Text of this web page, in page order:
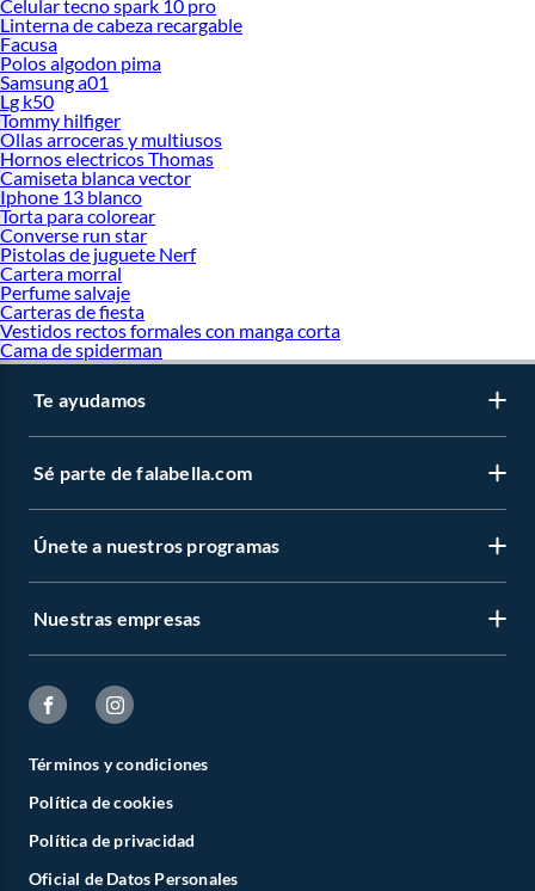
Celular tecno spark 10 pro
Linterna de cabeza recargable
Facusa
Polos algodon pima
Samsung a01
Lg k50
Tommy hilfiger
Ollas arroceras y multiusos
Hornos electricos Thomas
Camiseta blanca vector
Iphone 13 blanco
Torta para colorear
Converse run star
Pistolas de juguete Nerf
Cartera morral
Perfume salvaje
Carteras de fiesta
Vestidos rectos formales con manga corta
Cama de spiderman
Te ayudamos
Sé parte de falabella.com
Únete a nuestros programas
Nuestras empresas
Términos y condiciones
Política de cookies
Política de privacidad
Oficial de Datos Personales